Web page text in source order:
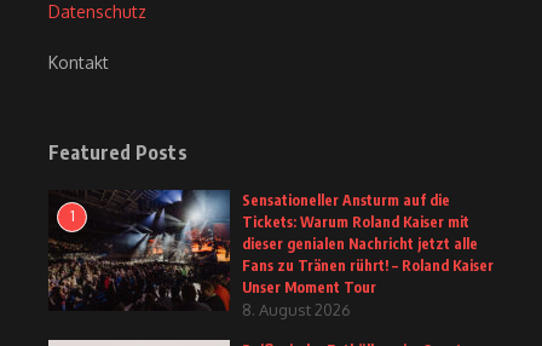
Datenschutz
Kontakt
Featured Posts
1
Sensationeller Ansturm auf die
Tickets: Warum Roland Kaiser mit
dieser genialen Nachricht jetzt alle
Fans zu Tränen rührt! – Roland Kaiser
Unser Moment Tour
8. August 2026